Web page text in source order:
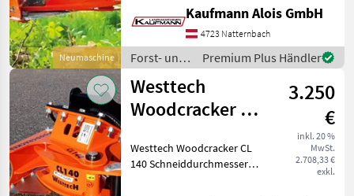
Neumaschine
Maschine ist lagernd, ohne
Schlauchpacket Technische
Daten: Schnei
Kaufmann Alois GmbH
4723 Natternbach
Forst- und
Holztechnik
/ Westtech
Premium Plus Händler
Westtech
Woodcracker CL
3.250
€
inkl. 20 %
MwSt.
2.708,33 €
exkl.
Westtech Woodcracker CL
140 Schneiddurchmesser